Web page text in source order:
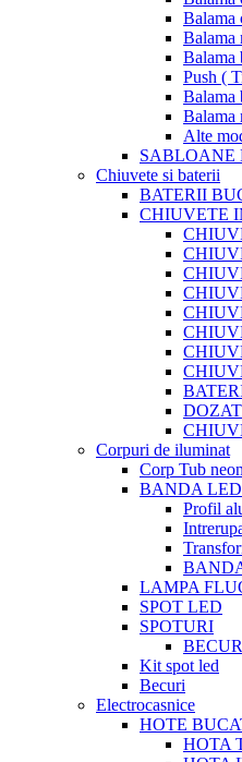
Balama
Balama
Push (
Balama
Balama
Alte
SABLOANE
Chiuvete si baterii
BATERII
CHIUVETE
Corpuri de iluminat
Corp Tub neon
BANDA LED
Profil
LAMPA
SPOT LED
SPOTURI
Kit spot led
Becuri
Electrocasnice
HOTE
HOTA